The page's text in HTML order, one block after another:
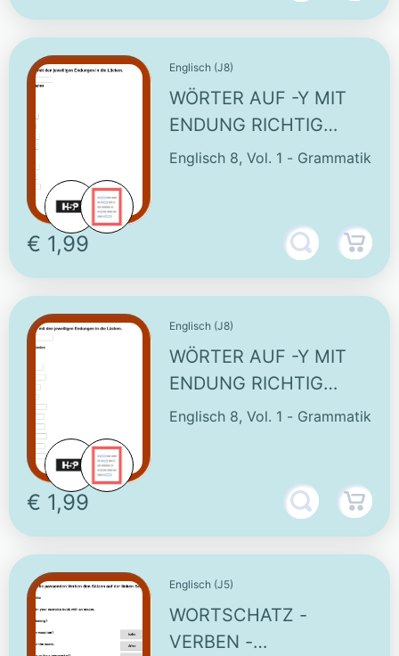
Englisch (J8)
WÖRTER AUF -Y MIT
ENDUNG RICHTIG
SCHREIBEN -
Englisch 8, Vol. 1 - Grammatik
€ 1,99
Englisch (J8)
WÖRTER AUF -Y MIT
ENDUNG RICHTIG
SCHREIBEN -
Englisch 8, Vol. 1 - Grammatik
€ 1,99
Englisch (J5)
WORTSCHATZ -
VERBEN -